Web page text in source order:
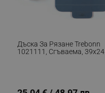
Дъска За Рязане Trebonn
1021111, Сгъваема, 39х24